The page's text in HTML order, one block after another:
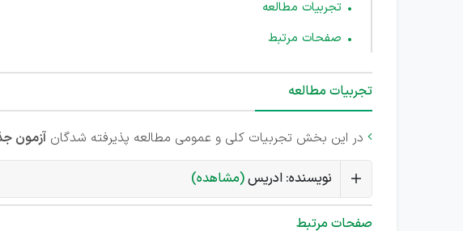
تجربیات مطالعه
صفحات مرتبط
تجربیات مطالعه
 در این بخش تجربیات کلی و عمومی مطالعه پذیرفته شدگان آزمون
نویسنده: ادریس(مشاهده)
صفحات مرتبط